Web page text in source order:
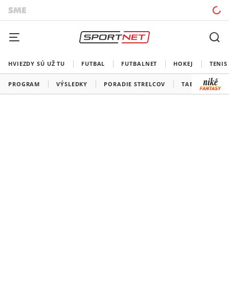
HVIEZDY SÚ UŽ TU FUTBAL FUTBALNET HOKEJ TENIS
PROGRAM VÝSLEDKY PORADIE STRELCOV TABUĽKY A